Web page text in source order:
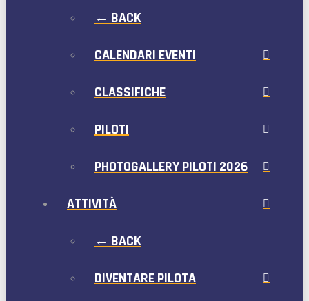
← BACK
CALENDARI EVENTI
CLASSIFICHE
PILOTI
PHOTOGALLERY PILOTI 2026
ATTIVITÀ
← BACK
DIVENTARE PILOTA